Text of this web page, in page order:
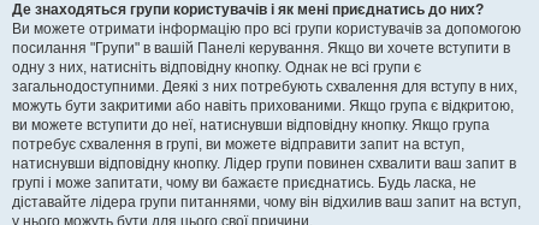
Де знаходяться групи користувачів і як мені приєднатись до них?
Ви можете отримати інформацію про всі групи користувачів за допомогою
посилання "Групи" в вашій Панелі керування. Якщо ви хочете вступити в
одну з них, натисніть відповідну кнопку. Однак не всі групи є
загальнодоступними. Деякі з них потребують схвалення для вступу в них,
можуть бути закритими або навіть прихованими. Якщо група є відкритою,
ви можете вступити до неї, натиснувши відповідну кнопку. Якщо група
потребує схвалення в групі, ви можете відправити запит на вступ,
натиснувши відповідну кнопку. Лідер групи повинен схвалити ваш запит в
групі і може запитати, чому ви бажаєте приєднатись. Будь ласка, не
діставайте лідера групи питаннями, чому він відхилив ваш запит на вступ,
у нього можуть бути для цього свої причини.